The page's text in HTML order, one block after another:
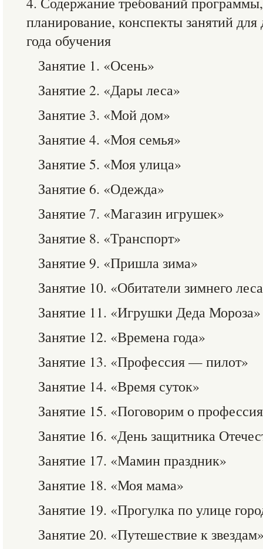
планирование, конспекты занятий для
года обучения
Занятие 1. «Осень»
Занятие 2. «Дары леса»
Занятие 3. «Мой дом»
Занятие 4. «Моя семья»
Занятие 5. «Моя улица»
Занятие 6. «Одежда»
Занятие 7. «Магазин игрушек»
Занятие 8. «Транспорт»
Занятие 9. «Пришла зима»
Занятие 10. «Обитатели зимнего
Занятие 11. «Игрушки Деда Мороза»
Занятие 12. «Времена года»
Занятие 13. «Профессия — пилот»
Занятие 14. «Время суток»
Занятие 15. «Поговорим о
Занятие 16. «День защитника
Занятие 17. «Мамин праздник»
Занятие 18. «Моя мама»
Занятие 19. «Прогулка по улице
Занятие 20. «Путешествие к